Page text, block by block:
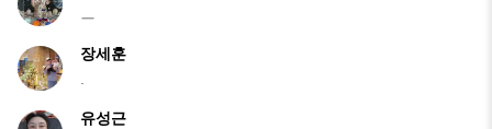
ㅡ
장세훈
.
유성근